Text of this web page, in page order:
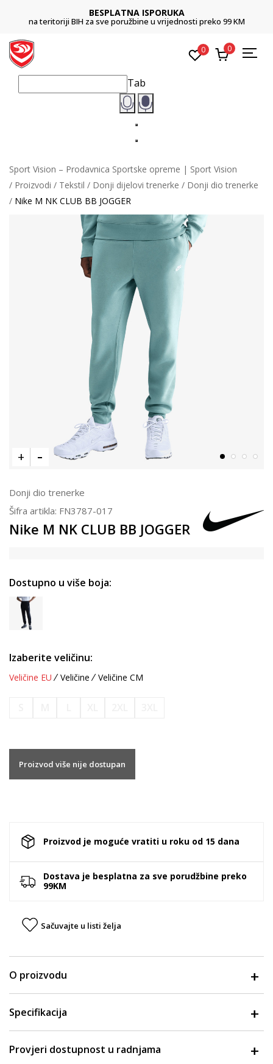
BESPLATNA ISPORUKA
na teritoriji BIH za sve poružbine u vrijednosti preko 99 KM
0 0
Tab
Sport Vision – Prodavnica Sportske opreme | Sport Vision
Proizvodi
Tekstil Donji dijelovi trenerke
Donji dio trenerke
Nike M NK CLUB BB JOGGER
Donji dio trenerke
Šifra artikla: FN3787-017
Nike M NK CLUB BB JOGGER
Dostupno u više boja:
Izaberite veličinu:
Veličine EU Veličine Veličine CM
Proizvod više nije dostupan
Proizvod je moguće vratiti u roku od 15 dana
Dostava je besplatna za sve porudžbine preko
99KM
Sačuvajte u listi želja
O proizvodu
Specifikacija
Provjeri dostupnost u radnjama